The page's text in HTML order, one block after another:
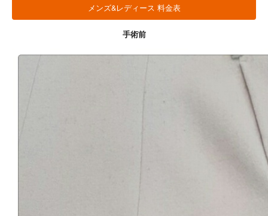
メンズ&レディース 料金表
手術前